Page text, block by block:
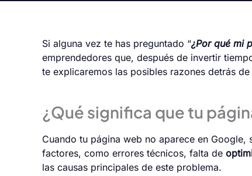
Si alguna vez te has preguntado “¿Por qué mi
emprendedores que, después de invertir
te explicaremos las posibles razones detrás
¿Qué significa que tu
Cuando tu página web no aparece en
factores, como errores técnicos, falta de
las causas principales de este problema.